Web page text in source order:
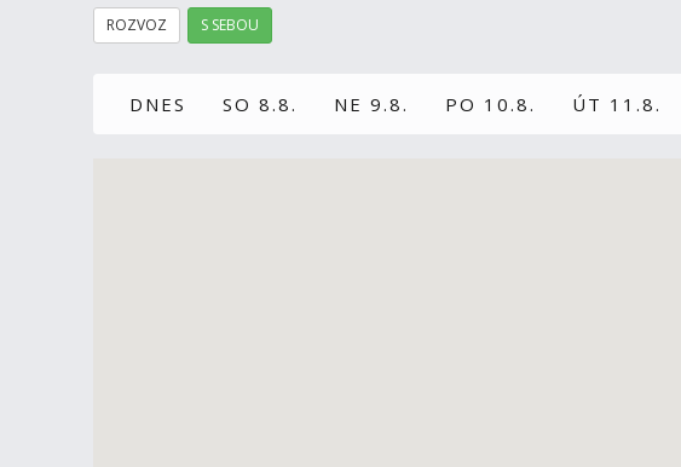
ROZVOZ S SEBOU
DNES SO 8.8. NE 9.8. PO 10.8. ÚT 11.8.